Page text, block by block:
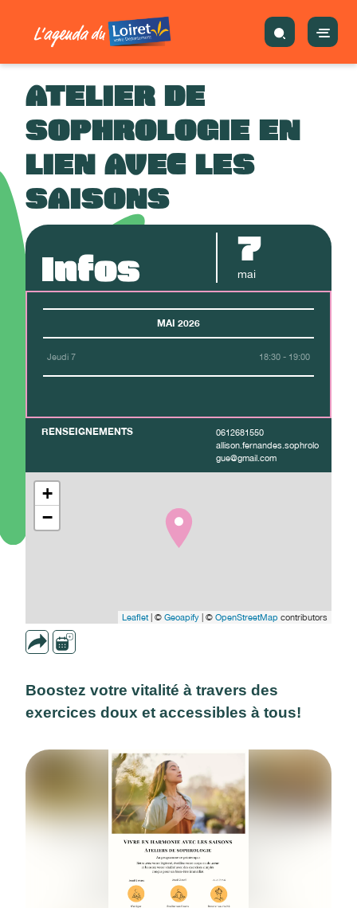
ATELIER DE
SOPHROLOGIE EN
LIEN AVEC LES
SAISONS
Infos 7
mai
MAI 2026
Jeudi 7 18:30 - 19:00
RENSEIGNEMENTS
0612681550
allison.fernandes.sophrolo
gue@gmail.com
+
−
Leaflet| © Geoapify | © OpenStreetMap contributors
Boostez votre vitalité à travers des
exercices doux et accessibles à tous!